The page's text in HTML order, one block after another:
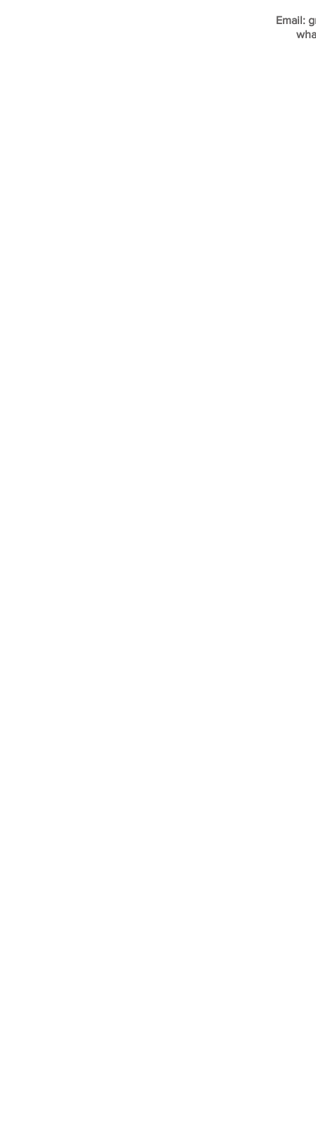
Email: